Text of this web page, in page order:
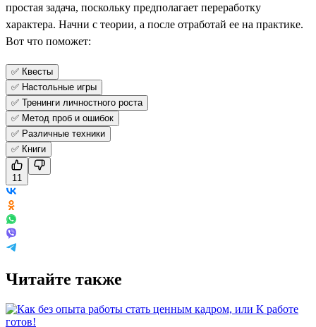
простая задача, поскольку предполагает переработку
характера. Начни с теории, а после отработай ее на практике.
Вот что поможет:
✅ Квесты
✅ Настольные игры
✅ Тренинги личностного роста
✅ Метод проб и ошибок
✅ Различные техники
✅ Книги
11
Читайте также